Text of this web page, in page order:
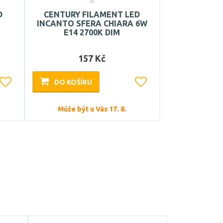
CENTURY FILAMENT LED
INCANTO SFERA CHIARA 6W
E14 2700K DIM
157 Kč
DO KOŠÍKU
Může být u Vás 17. 8.